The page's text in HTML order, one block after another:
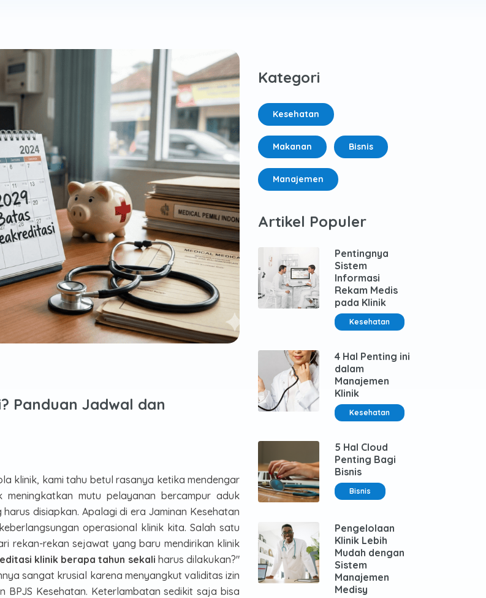
Panduan Jadwal dan
klinik, kami tahu betul rasanya ketika mendengar
mutu pelayanan bercampur aduk
disiapkan. Apalagi di era Jaminan Kesehatan
operasional klinik kita. Salah satu
rekan-rekan sejawat yang baru mendirikan klinik
klinik berapa tahun sekali harus dilakukan?"
sangat krusial karena menyangkut validitas izin
Kesehatan. Keterlambatan sedikit saja bisa
Kategori
Kesehatan
Makanan Bisnis
Manajemen
Artikel Populer
Pentingnya
Sistem
Informasi
Rekam Medis
pada Klinik
Kesehatan
4 Hal Penting ini
dalam
Manajemen
Klinik
Kesehatan
5 Hal Cloud
Penting Bagi
Bisnis
Bisnis
Pengelolaan
Klinik Lebih
Mudah dengan
Sistem
Manajemen
Medisy